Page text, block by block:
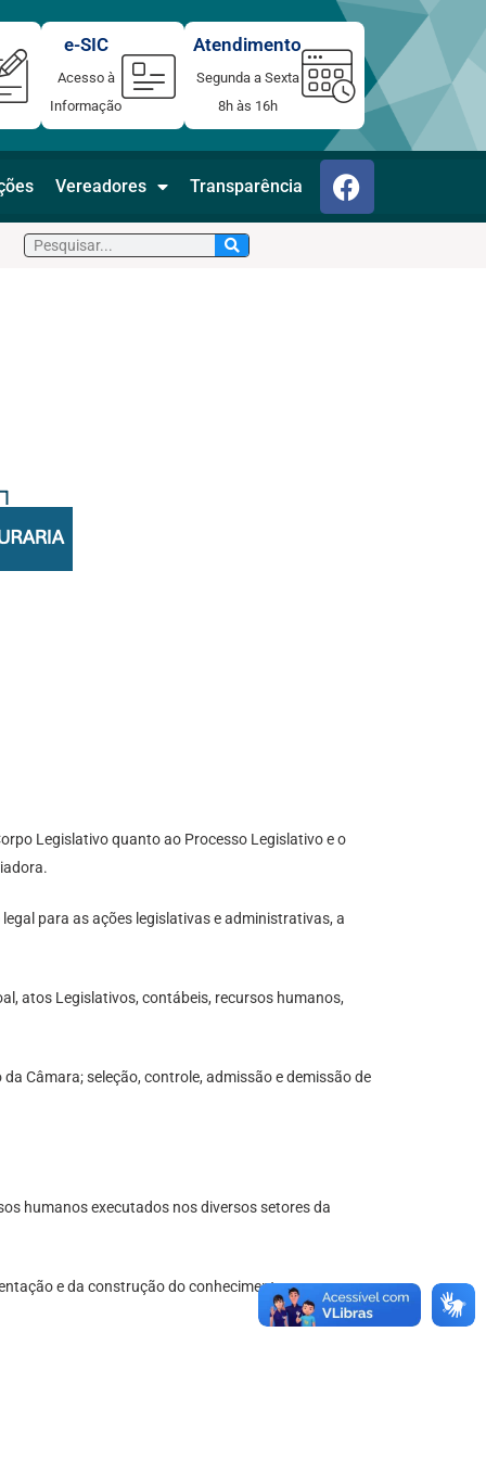
Atendimento
Segunda a Sexta
8h às 16h
e-SIC
Acesso à
Informação
Vereadores Transparência F
a
c
Pesquisar
Legislativo quanto ao Processo Legislativo e o
para as ações legislativas e administrativas, a
atos Legislativos, contábeis, recursos humanos,
Câmara; seleção, controle, admissão e demissão de
humanos executados nos diversos setores da
e da construção do conhecimento como